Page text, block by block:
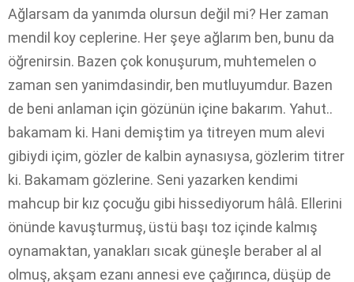
Ağlarsam da yanımda olursun değil mi? Her zaman
mendil koy ceplerine. Her şeye ağlarım ben, bunu da
öğrenirsin. Bazen çok konuşurum, muhtemelen o
zaman sen yanimdasindir, ben mutluyumdur. Bazen
de beni anlaman için gözünün içine bakarım. Yahut..
bakamam ki. Hani demiştim ya titreyen mum alevi
gibiydi içim, gözler de kalbin aynasıysa, gözlerim titrer
ki. Bakamam gözlerine. Seni yazarken kendimi
mahcup bir kız çocuğu gibi hissediyorum hâlâ. Ellerini
önünde kavuşturmuş, üstü başı toz içinde kalmış
oynamaktan, yanakları sıcak güneşle beraber al al
olmuş, akşam ezanı annesi eve çağırınca, düşüp de